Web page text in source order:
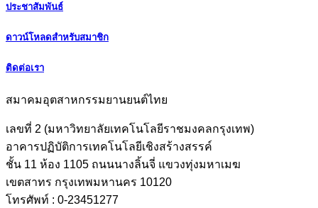
ประชาสัมพันธ์
ดาวน์โหลดสำหรับสมาชิก
ติดต่อเรา
สมาคมอุตสาหกรรมยานยนต์ไทย
เลขที่ 2 (มหาวิทยาลัยเทคโนโลยีราชมงคลกรุงเทพ)
อาคารปฏิบัติการเทคโนโลยีเชิงสร้างสรรค์
ชั้น 11 ห้อง 1105 ถนนนางลิ้นจี่ แขวงทุ่งมหาเมฆ
เขตสาทร กรุงเทพมหานคร 10120
โทรศัพท์ : 0-23451277